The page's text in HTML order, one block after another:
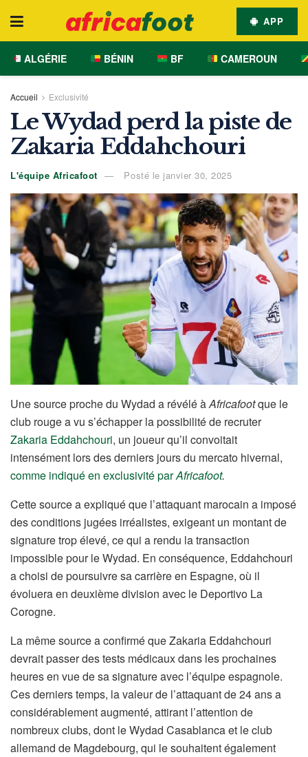
APP
ALGÉRIE BÉNIN BF CAMEROUN
Accueil Exclusivité
Le Wydad perd la piste de
Zakaria Eddahchouri
L'équipe Africafoot Posté le janvier 30, 2025
Une source proche du Wydad a révélé àAfricafootque le
club rouge a vu s’échapper la possibilité de recruter
Zakaria Eddahchouri, un joueur qu’il convoitait
intensément lors des derniers jours du mercato hivernal,
comme indiqué en exclusivité parAfricafoot.
Cette source a expliqué que l’attaquant marocain a imposé
des conditions jugées irréalistes, exigeant un montant de
signature trop élevé, ce qui a rendu la transaction
impossible pour le Wydad. En conséquence, Eddahchouri
a choisi de poursuivre sa carrière en Espagne, où il
évoluera en deuxième division avec le Deportivo La
Corogne.
La même source a confirmé que Zakaria Eddahchouri
devrait passer des tests médicaux dans les prochaines
heures en vue de sa signature avec l’équipe espagnole.
Ces derniers temps, la valeur de l’attaquant de 24 ans a
considérablement augmenté, attirant l’attention de
nombreux clubs, dont le Wydad Casablanca et le club
allemand de Magdebourg, qui le souhaitent également